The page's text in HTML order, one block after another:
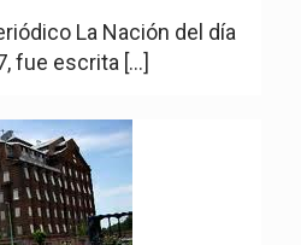
La Nación del día
fue escrita […]